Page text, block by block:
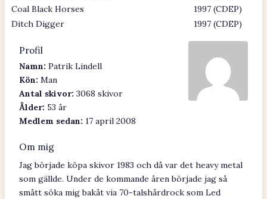
Coal Black Horses
1997 (CDEP)
Ditch Digger
1997 (CDEP)
Profil
Namn: Patrik Lindell
Kön: Man
Antal skivor: 3068 skivor
Ålder: 53 år
Medlem sedan: 17 april 2008
Om mig
Jag började köpa skivor 1983 och då var det heavy metal
som gällde. Under de kommande åren började jag så
smått söka mig bakåt via 70-talshårdrock som Led